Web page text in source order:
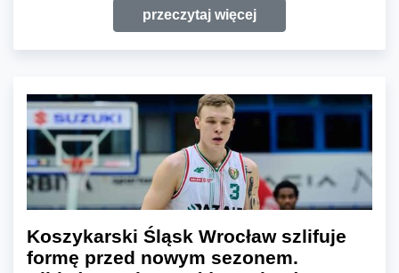
przeczytaj więcej
Koszykarski Śląsk Wrocław szlifuje
formę przed nowym sezonem.